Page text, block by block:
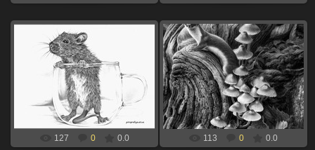
06.09.2024
мышь в стакане для выжигания по
дереву
xBOINGx
127 0 0.0
06.09.2024
норка для выжигания по дереву
xBOINGx
113 0 0.0